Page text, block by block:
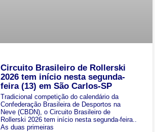
Circuito Brasileiro de Rollerski
2026 tem início nesta segunda-
feira (13) em São Carlos-SP
Tradicional competição do calendário da
Confederação Brasileira de Desportos na
Neve (CBDN), o Circuito Brasileiro de
Rollerski 2026 tem início nesta segunda-feira..
As duas primeiras